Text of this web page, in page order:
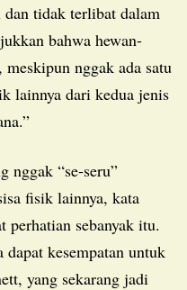
tidak terlibat dalam
bahwa hewan-
nggak ada satu
lainnya dari kedua jenis
fisik lainnya, kata
perhatian sebanyak itu.
dapat kesempatan untuk
yang sekarang jadi